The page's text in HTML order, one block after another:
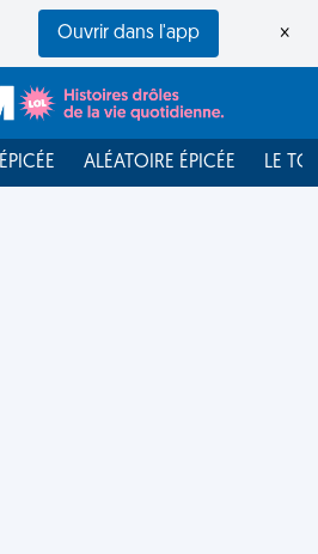
Ouvrir dans l'app ×
ÉPICÉE ALÉATOIRE ÉPICÉE LE